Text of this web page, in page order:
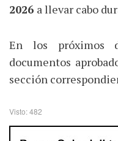
2026 a llevar cabo
En los próximos
documentos
sección
Visto: 482